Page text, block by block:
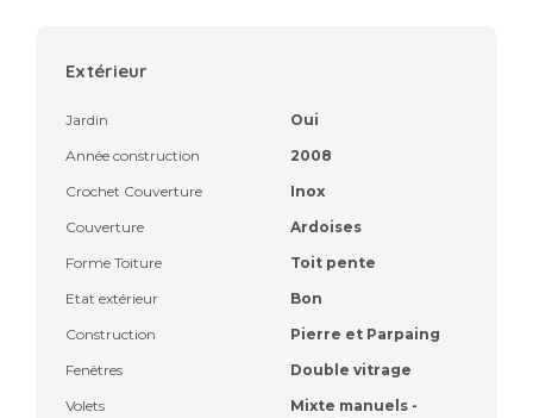
Extérieur
Jardin
Oui
Année construction
2008
Crochet Couverture
Inox
Couverture
Ardoises
Forme Toiture
Toit pente
Etat extérieur
Bon
Construction
Pierre et Parpaing
Fenêtres
Double vitrage
Volets
Mixte manuels -